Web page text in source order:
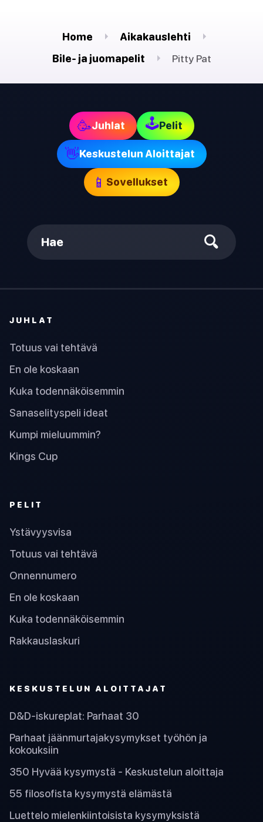
Home
Aikakauslehti
Bile- ja juomapelit
Pitty Pat
🥳Juhlat 🕹Pelit
👋Keskustelun Aloittajat
📱 Sovellukset
Hae
JUHLAT
Totuus vai tehtävä
En ole koskaan
Kuka todennäköisemmin
Sanaselityspeli ideat
Kumpi mieluummin?
Kings Cup
PELIT
Ystävyysvisa
Totuus vai tehtävä
Onnennumero
En ole koskaan
Kuka todennäköisemmin
Rakkauslaskuri
KESKUSTELUN ALOITTAJAT
D&D-iskureplat: Parhaat 30
Parhaat jäänmurtajakysymykset työhön ja
kokouksiin
350 Hyvää kysymystä - Keskustelun aloittaja
55 filosofista kysymystä elämästä
Luettelo mielenkiintoisista kysymyksistä